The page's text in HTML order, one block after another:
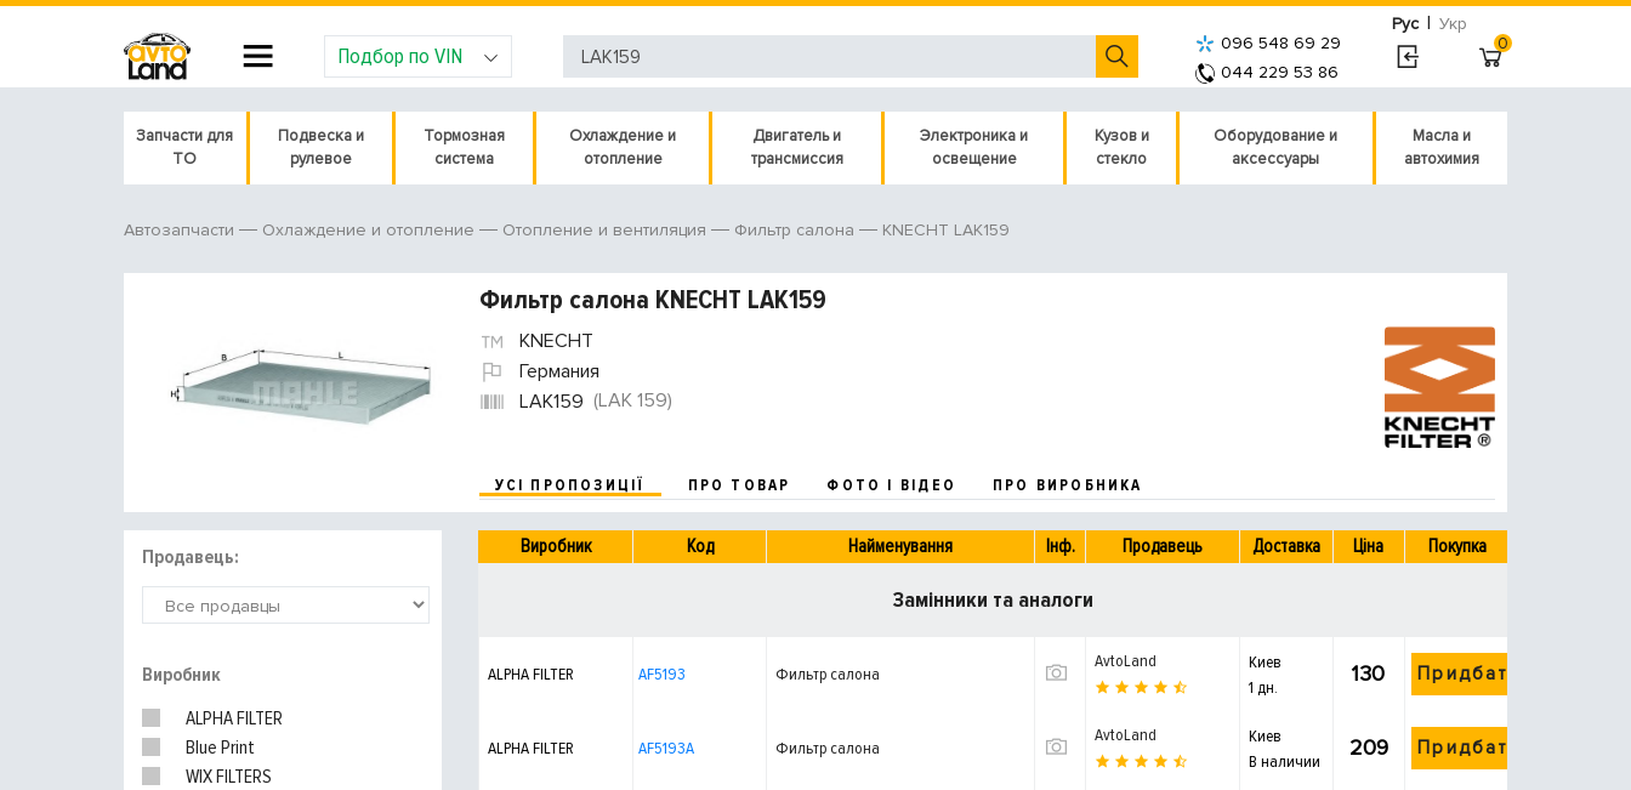
Рус | Укр
Подбор по VIN
096 548 69 29
044 229 53 86
0
Запчасти для
ТО
Подвеска и
рулевое
Тормозная
система
Охлаждение и
отопление
Двигатель и
трансмиссия
Электроника и
освещение
Кузов и
стекло
Оборудование и
аксессуары
Масла и
автохимия
Автозапчасти Охлаждение и отопление Отопление и вентиляция Фильтр салона KNECHT LAK159
Фильтр салона KNECHT LAK159
KNECHT
Германия
LAK159 (LAK 159)
УСІ ПРОПОЗИЦІЇ ПРО ТОВАР ФОТО І ВІДЕО ПРО ВИРОБНИКА
Продавець:
Виробник
ALPHA FILTER
Blue Print
WIX FILTERS
Виробник Код Найменування Інф. Продавець Доставка Ціна Покупка
Замінники та аналоги
ALPHA FILTER AF5193 Фильтр салона
AvtoLand
Киев
1 дн.
130 Придбати
ALPHA FILTER AF5193A Фильтр салона
AvtoLand
Киев
В наличии
209 Придбати